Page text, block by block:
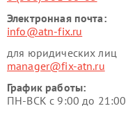
Электронная почта:
info@atn-fix.ru
для юридических лиц
manager@fix-atn.ru
График работы:
ПН-ВСК с 9:00 до